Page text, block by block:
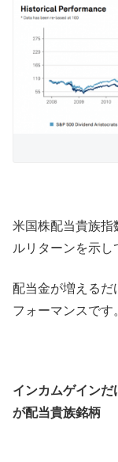
米国株配当貴族指
ルリターンを示し
配当金が増える
フォーマンスです
インカムゲイン
が配当貴族銘柄